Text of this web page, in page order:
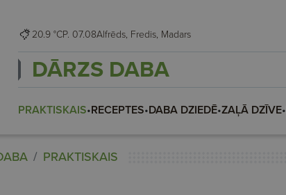
20.9 °CP. 07.08 Alfrēds, Fredis, Madars
DĀRZS DABA
PRAKTISKAIS•RECEPTES•DABA DZIEDĒ•ZAĻĀ DZĪVE•
PRAKTISKAIS